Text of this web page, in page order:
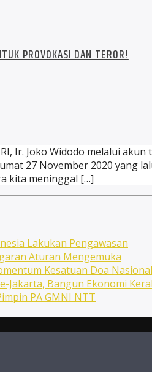
PROVOKASI DAN TEROR!
Ir. Joko Widodo melalui
27 November 2020 yang
kita meninggal […]
Lakukan Pengawasan
Aturan Mengemuka
Kesatuan Doa
Jakarta, Bangun Ekonomi
PA GMNI NTT